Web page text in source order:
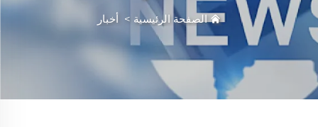
الصفحة الرئيسية > أخبار